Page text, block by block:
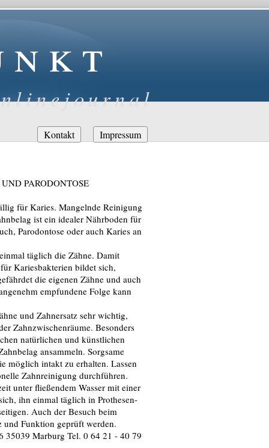
Navigation
überspringen
Kontakt Impressum
PARODONTOSE
für Karies. Mangelnde Reinigung
ist ein idealer Nährboden für
Parodontose oder auch Karies an
täglich die Zähne. Damit
Kariesbakterien bildet sich,
die eigenen Zähne und auch
empfundene Folge kann
und Zahnersatz sehr wichtig,
Zahnzwischenräume. Besonders
natürlichen und künstlichen
ansammeln. Sorgsame
möglich intakt zu erhalten. Lassen
Zahnreinigung durchführen.
unter fließendem Wasser mit einer
ihn einmal täglich in Prothesen-
Auch der Besuch beim
Funktion geprüft werden.
35039 Marburg Tel. 0 64 21 - 40 79